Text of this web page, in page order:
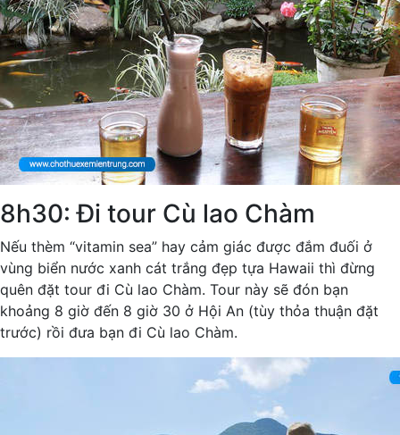
8h30: Đi tour Cù lao Chàm
Nếu thèm “vitamin sea” hay cảm giác được đắm đuối ở
vùng biển nước xanh cát trắng đẹp tựa Hawaii thì đừng
quên đặt tour đi Cù lao Chàm. Tour này sẽ đón bạn
khoảng 8 giờ đến 8 giờ 30 ở Hội An (tùy thỏa thuận đặt
trước) rồi đưa bạn đi Cù lao Chàm.